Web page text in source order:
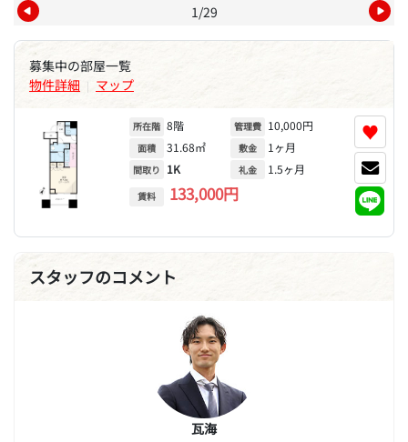
1/29
募集中の部屋一覧
物件詳細 | マップ
所在階 8階
面積 31.68㎡
間取り 1K
賃料 133,000円
管理費 10,000円
敷金 1ヶ月
礼金 1.5ヶ月
♥
スタッフのコメント
瓦海